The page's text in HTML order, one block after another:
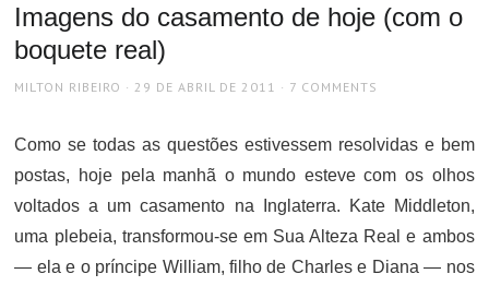
Imagens do casamento de hoje (com o
boquete real)
AUTHOR
MILTON RIBEIRO
POSTED
29 DE ABRIL DE 2011 7 COMMENTS
Como se todas as questões estivessem resolvidas e bem
postas, hoje pela manhã o mundo esteve com os olhos
voltados a um casamento na Inglaterra. Kate Middleton,
uma plebeia, transformou-se em Sua Alteza Real e ambos
— ela e o príncipe William, filho de Charles e Diana — nos